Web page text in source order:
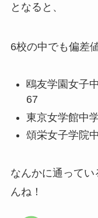
となると、
6校の中でも偏差
鴎友学園女子
67
東京女学館中
頌栄女子学院
なんかに通って
んね！